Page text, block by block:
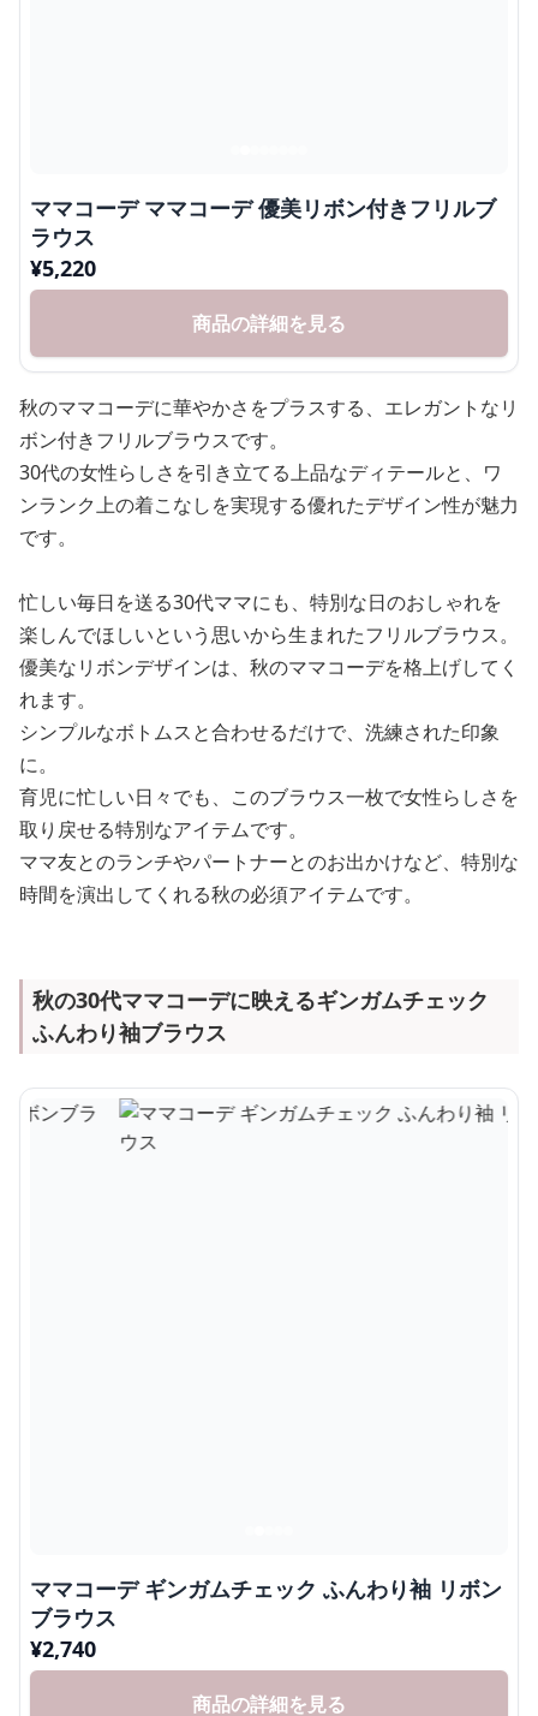
ママコーデ ママコーデ 優美リボン付きフリルブ
ラウス
¥5,220
商品の詳細を見る
秋のママコーデに華やかさをプラスする、エレガントなリ
ボン付きフリルブラウスです。
30代の女性らしさを引き立てる上品なディテールと、ワ
ンランク上の着こなしを実現する優れたデザイン性が魅力
です。
忙しい毎日を送る30代ママにも、特別な日のおしゃれを
楽しんでほしいという思いから生まれたフリルブラウス。
優美なリボンデザインは、秋のママコーデを格上げしてく
れます。
シンプルなボトムスと合わせるだけで、洗練された印象
に。
育児に忙しい日々でも、このブラウス一枚で女性らしさを
取り戻せる特別なアイテムです。
ママ友とのランチやパートナーとのお出かけなど、特別な
時間を演出してくれる秋の必須アイテムです。
秋の30代ママコーデに映えるギンガムチェック
ふんわり袖ブラウス
ママコーデ ギンガムチェック ふんわり袖 リボン
ブラウス
¥2,740
商品の詳細を見る